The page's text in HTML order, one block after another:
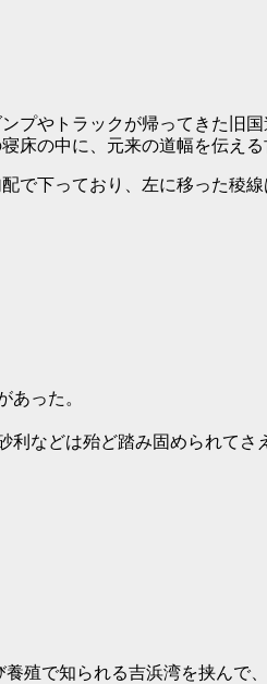
プやトラックが帰ってきた旧
床の中に、元来の道幅を伝える
で下っており、左に移った稜線
った。
などは殆ど踏み固められてさ
殖で知られる吉浜湾を挟んで